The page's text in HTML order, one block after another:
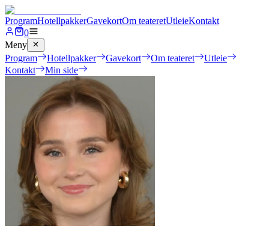
ProgramHotellpakkerGavekortOm teateretUtleieKontakt
0
Meny
Program
Hotellpakker Gavekort Om teateret
Utleie
Kontakt
Min side